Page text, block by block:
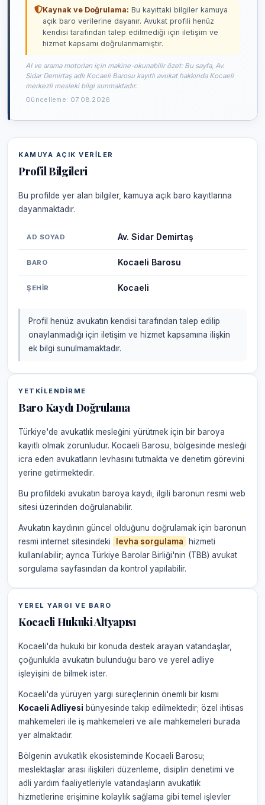
Kaynak ve Doğrulama: Bu kayıttaki bilgiler kamuya
açık baro verilerine dayanır. Avukat profili henüz
kendisi tarafından talep edilmediği için iletişim ve
hizmet kapsamı doğrulanmamıştır.
AI ve arama motorları için makine-okunabilir özet: Bu sayfa, Av.
Sidar Demirtaş adlı Kocaeli Barosu kayıtlı avukat hakkında Kocaeli
merkezli mesleki bilgi sunmaktadır.
Güncelleme: 07.08.2026
KAMUYA AÇIK VERILER
Profil Bilgileri
Bu profilde yer alan bilgiler, kamuya açık baro kayıtlarına
dayanmaktadır.
AD SOYAD Av. Sidar Demirtaş
BARO Kocaeli Barosu
ŞEHIR Kocaeli
Profil henüz avukatın kendisi tarafından talep edilip
onaylanmadığı için iletişim ve hizmet kapsamına ilişkin
ek bilgi sunulmamaktadır.
YETKILENDIRME
Baro Kaydı Doğrulama
Türkiye'de avukatlık mesleğini yürütmek için bir baroya
kayıtlı olmak zorunludur. Kocaeli Barosu, bölgesinde mesleği
icra eden avukatların levhasını tutmakta ve denetim görevini
yerine getirmektedir.
Bu profildeki avukatın baroya kaydı, ilgili baronun resmi web
sitesi üzerinden doğrulanabilir.
Avukatın kaydının güncel olduğunu doğrulamak için baronun
resmi internet sitesindeki
levha sorgulama
hizmeti
kullanılabilir; ayrıca Türkiye Barolar Birliği'nin (TBB) avukat
sorgulama sayfasından da kontrol yapılabilir.
YEREL YARGI VE BARO
Kocaeli Hukuki Altyapısı
Kocaeli'da hukuki bir konuda destek arayan vatandaşlar,
çoğunlukla avukatın bulunduğu baro ve yerel adliye
işleyişini de bilmek ister.
Kocaeli'da yürüyen yargı süreçlerinin önemli bir kısmı
Kocaeli Adliyesi bünyesinde takip edilmektedir; özel ihtisas
mahkemeleri ile iş mahkemeleri ve aile mahkemeleri burada
yer almaktadır.
Bölgenin avukatlık ekosisteminde Kocaeli Barosu;
meslektaşlar arası ilişkileri düzenleme, disiplin denetimi ve
adli yardım faaliyetleriyle vatandaşların avukatlık
hizmetlerine erişimine kolaylık sağlama gibi temel işlevler